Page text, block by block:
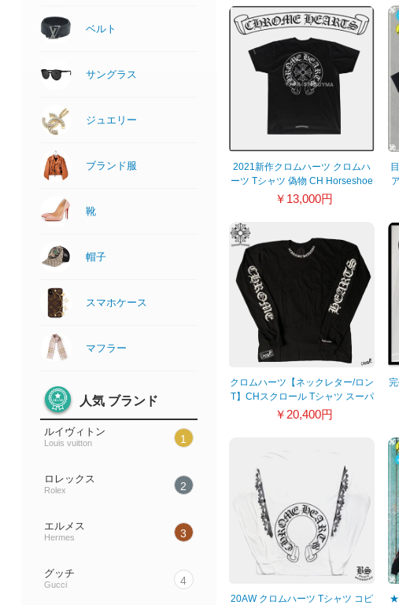
2021新作クロムハーツ クロムハ
ーツ Tシャツ 偽物 CH Horseshoe
Tee Black 21042629
￥13,000円
クロムハーツ【ネックレター/ロン
T】CHスクロール Tシャツ スーパ
ーコピー◆BLACK 21042624
￥20,400円
20AW クロムハーツ Tシャツ コピ
★
ベルト
サングラス
ジュエリー
ブランド服
靴
帽子
スマホケース
マフラー
人気 ブランド
ルイヴィトン
Louis vuitton 1
ロレックス
Rolex 2
エルメス
Hermes 3
グッチ
Gucci 4